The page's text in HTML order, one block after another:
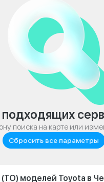
поиска на карте или
Сбросить все параметры
моделей Toyota в